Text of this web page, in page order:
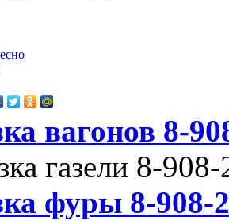
вагонов 8-
газели 8-
фуры 8-908-